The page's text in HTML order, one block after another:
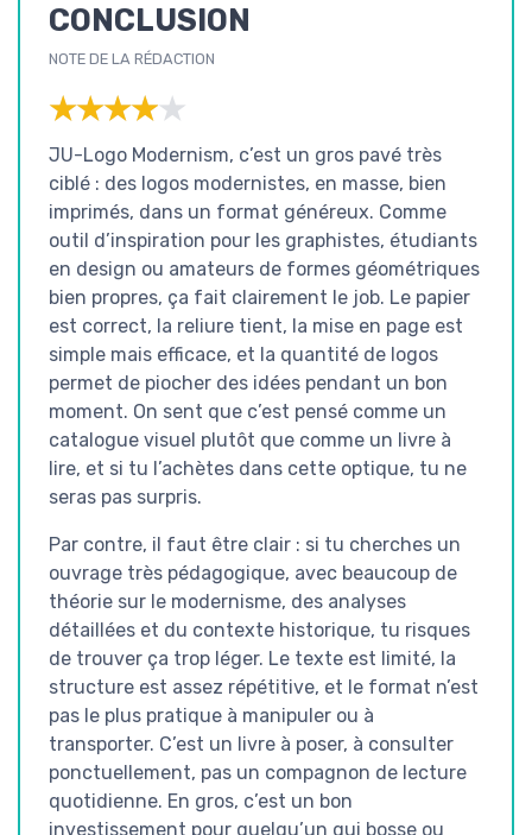
CONCLUSION
NOTE DE LA RÉDACTION
★★★★★
★★★★★
JU-Logo Modernism, c’est un gros pavé très
ciblé : des logos modernistes, en masse, bien
imprimés, dans un format généreux. Comme
outil d’inspiration pour les graphistes, étudiants
en design ou amateurs de formes géométriques
bien propres, ça fait clairement le job. Le papier
est correct, la reliure tient, la mise en page est
simple mais efficace, et la quantité de logos
permet de piocher des idées pendant un bon
moment. On sent que c’est pensé comme un
catalogue visuel plutôt que comme un livre à
lire, et si tu l’achètes dans cette optique, tu ne
seras pas surpris.
Par contre, il faut être clair : si tu cherches un
ouvrage très pédagogique, avec beaucoup de
théorie sur le modernisme, des analyses
détaillées et du contexte historique, tu risques
de trouver ça trop léger. Le texte est limité, la
structure est assez répétitive, et le format n’est
pas le plus pratique à manipuler ou à
transporter. C’est un livre à poser, à consulter
ponctuellement, pas un compagnon de lecture
quotidienne. En gros, c’est un bon
investissement pour quelqu’un qui bosse ou